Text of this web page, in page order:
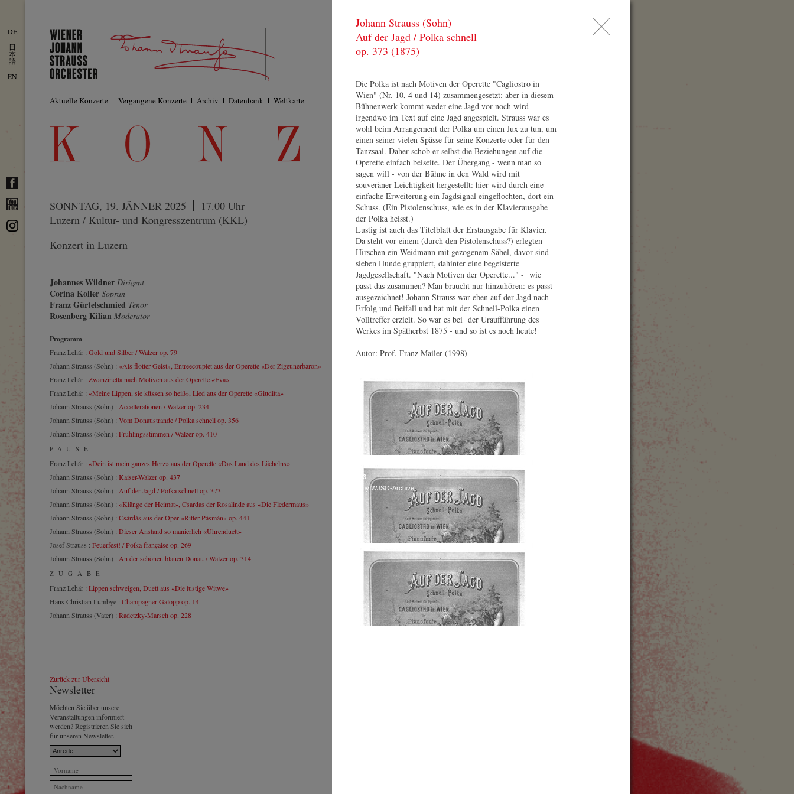
Johann Strauss (Sohn)
Auf der Jagd / Polka schnell
op. 373 (1875)
Die Polka ist nach Motiven der Operette "Cagliostro in
Wien" (Nr. 10, 4 und 14) zusammengesetzt; aber in diesem
Bühnenwerk kommt weder eine Jagd vor noch wird
irgendwo im Text auf eine Jagd angespielt. Strauss war es
wohl beim Arrangement der Polka um einen Jux zu tun, um
einen seiner vielen Spässe für seine Konzerte oder für den
Tanzsaal. Daher schob er selbst die Beziehungen auf die
Operette einfach beiseite. Der Übergang - wenn man so
sagen will - von der Bühne in den Wald wird mit
souveräner Leichtigkeit hergestellt: hier wird durch eine
einfache Erweiterung ein Jagdsignal eingeflochten, dort ein
Schuss. (Ein Pistolenschuss, wie es in der Klavierausgabe
der Polka heisst.)
Lustig ist auch das Titelblatt der Erstausgabe für Klavier.
Da steht vor einem (durch den Pistolenschuss?) erlegten
Hirschen ein Weidmann mit gezogenem Säbel, davor sind
sieben Hunde gruppiert, dahinter eine begeisterte
Jagdgesellschaft. "Nach Motiven der Operette..." - wie
passt das zusammen? Man braucht nur hinzuhören: es passt
ausgezeichnet! Johann Strauss war eben auf der Jagd nach
Erfolg und Beifall und hat mit der Schnell-Polka einen
Volltreffer erzielt. So war es bei der Uraufführung des
Werkes im Spätherbst 1875 - und so ist es noch heute!
Autor: Prof. Franz Mailer (1998)
373
© by WJSO-Archive
DE
日
本
語
EN
KONZERTE
Aktuelle Konzerte Vergangene Konzerte Archiv Datenbank Weltkarte
ORCHESTER
MEDIEN
SONNTAG, 19. JÄNNER 2025
17.00 Uhr
Luzern / Kultur- und Kongresszentrum (KKL)
Konzert in Luzern
Johannes Wildner Dirigent
Corina Koller Sopran
Franz Gürtelschmied Tenor
Rosenberg Kilian Moderator
Programm
Franz Lehár : Gold und Silber / Walzer op. 79
Johann Strauss (Sohn) : «Als flotter Geist», Entreecouplet aus der Operette «Der Zigeunerbaron»
Franz Lehár : Zwanzinetta nach Motiven aus der Operette «Eva»
Franz Lehár : «Meine Lippen, sie küssen so heiß», Lied aus der Operette «Giuditta»
Johann Strauss (Sohn) : Accellerationen / Walzer op. 234
Johann Strauss (Sohn) : Vom Donaustrande / Polka schnell op. 356
Johann Strauss (Sohn) : Frühlingsstimmen / Walzer op. 410
PAUSE
Franz Lehár : «Dein ist mein ganzes Herz» aus der Operette «Das Land des Lächelns»
Johann Strauss (Sohn) : Kaiser-Walzer op. 437
Johann Strauss (Sohn) : Auf der Jagd / Polka schnell op. 373
Johann Strauss (Sohn) : «Klänge der Heimat», Csardas der Rosalinde aus «Die Fledermaus»
Johann Strauss (Sohn) : Csárdás aus der Oper «Ritter Pásmán» op. 441
Johann Strauss (Sohn) : Dieser Anstand so manierlich «Uhrenduett»
Josef Strauss : Feuerfest! / Polka française op. 269
Johann Strauss (Sohn) : An der schönen blauen Donau / Walzer op. 314
ZUGABE
Franz Lehár : Lippen schweigen, Duett aus «Die lustige Witwe»
Hans Christian Lumbye : Champagner-Galopp op. 14
Johann Strauss (Vater) : Radetzky-Marsch op. 228
Johannes Wildner
© by Lukas Beck
Johannes Wildner
Lebenslauf
Webseite
Corina Koller
© by Shirley Suarez
Lebenslauf
Franz Gürtelschmied
www.guertelschmied.com
Franz Gürtelschmied
Lebenslauf
Rosenberg Kilian
© by obrassoconcerts.ch
Rosenberg Kilian
Lebenslauf
Webseite
Konzertort
Kongresszentrum (KKL)
Europapl. 1
6003 Luzern
Saal Information
Anreise Information
Ort auf Karte anzeigen
Zurück zur Übersicht
Newsletter
Möchten Sie über unsere
Veranstaltungen informiert
werden? Registrieren Sie sich
für unseren Newsletter.